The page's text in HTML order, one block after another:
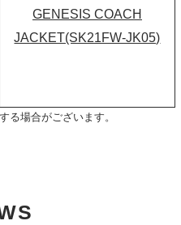
GENESIS COACH
JACKET(SK21FW-JK05)
る場合がございます。